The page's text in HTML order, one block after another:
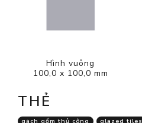
Hình vuông
100,0 x 100,0 mm
THẺ
gạch gốm thủ công glazed tiles